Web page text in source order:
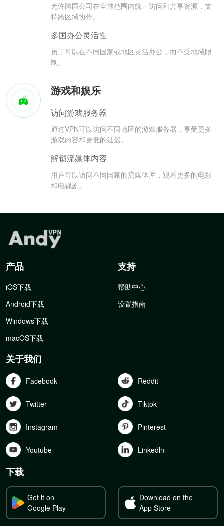
允许跨国公司在全球范围内统一访问和共享资源，支
持跨区域协作。
多国办公灵活性
员工可以在不同国家或地区灵活办公，而不受地域限
制。
游戏和娱乐
访问游戏服务器
通过VPN可以访问不同地区的游戏服务器，享受更多
游戏内容和更低的延迟。
解锁流媒体内容
用户可以访问不同国家的流媒体库，观看更多的电影
和电视剧。
产品
iOS下载
Android下载
Windows下载
macOS下载
支持
帮助中心
设置指南
关于我们
Facebook Reddit
Twitter Tiktok
Instagram Pinterest
Youtube Linkedln
下载
Get it on
Google Play
Download on the
App Store